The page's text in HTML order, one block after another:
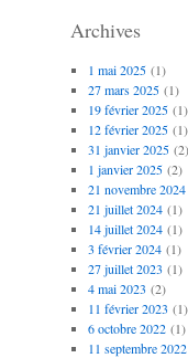
Archives
1 mai 2025(1)
27 mars 2025(1)
19 février 2025(1)
12 février 2025(1)
31 janvier 2025(2)
1 janvier 2025(2)
21 novembre 2024
21 juillet 2024(1)
14 juillet 2024(1)
3 février 2024(1)
27 juillet 2023 (1)
4 mai 2023 (2)
11 février 2023 (1)
6 octobre 2022(1)
11 septembre 2022